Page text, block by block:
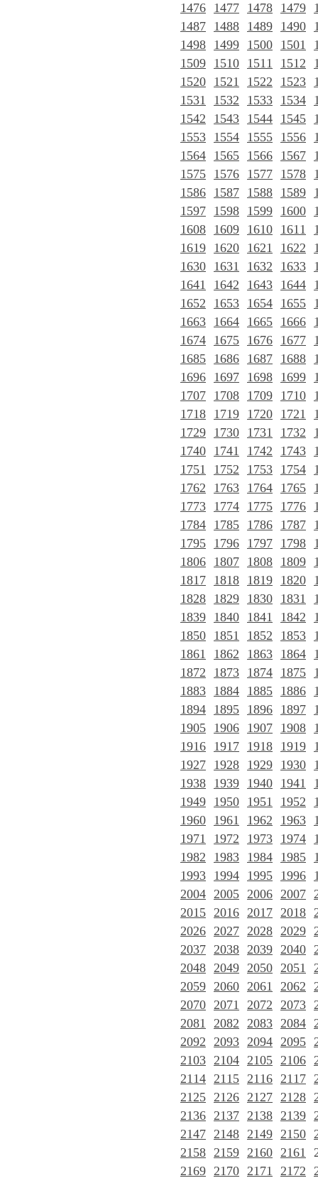
1476 1477 1478 1479
1487 1488 1489 1490
1498 1499 1500 1501
1509 1510 1511 1512
1520 1521 1522 1523
1531
1532 1533 1534
1542
1543 1544 1545
1553 1554 1555 1556
1564 1565 1566 1567
1575 1576 1577 1578
1586 1587 1588 1589
1597 1598 1599 1600
1608 1609 1610 1611
1619 1620 1621 1622
1630 1631 1632 1633
1641
1642 1643 1644
1652
1653 1654 1655
1663 1664 1665 1666
1674 1675 1676 1677
1685 1686 1687 1688
1696 1697 1698 1699
1707 1708 1709 1710
1718 1719 1720 1721
1729 1730 1731 1732
1740 1741 1742 1743
1751
1752 1753 1754
1762
1763 1764 1765
1773 1774 1775 1776
1784 1785 1786 1787
1795 1796 1797 1798
1806 1807 1808 1809
1817 1818 1819 1820
1828 1829 1830 1831
1839 1840 1841 1842
1850 1851 1852 1853
1861
1862 1863 1864
1872
1873 1874 1875
1883 1884 1885 1886
1894 1895 1896 1897
1905 1906 1907 1908
1916 1917 1918 1919
1927 1928 1929 1930
1938 1939 1940 1941
1949 1950 1951 1952
1960 1961 1962 1963
1971
1972 1973 1974
1982
1983 1984 1985
1993 1994 1995 1996
2004 2005 2006 2007
2015 2016 2017 2018
2026 2027 2028 2029
2037 2038 2039 2040
2048 2049 2050 2051
2059 2060 2061 2062
2070 2071 2072 2073
2081 2082 2083 2084
2092 2093 2094 2095
2103 2104 2105 2106
2114 2115 2116 2117
2125 2126 2127 2128
2136 2137 2138 2139
2147 2148 2149 2150
2158 2159 2160 2161
2169 2170 2171 2172